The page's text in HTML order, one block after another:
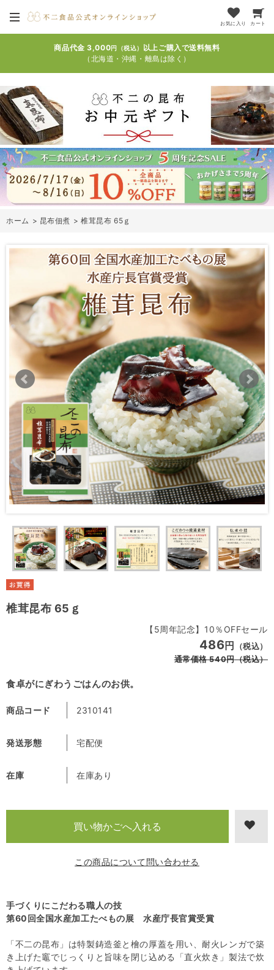
お気に入り カート
商品代金 3,000円（税込）
以上ご購入で送料無料
（北海道・沖縄・離島は除く）
ホーム > 昆布佃煮 >椎茸昆布 65ｇ
椎茸昆布 65ｇ
食卓がにぎわうごはんのお供。
【5周年記念】10％OFFセール
486円
（税込）
通常価格540円（税込）
商品コード 2310141
発送形態 宅配便
在庫 在庫あり
この商品について問い合わせる
手づくりにこだわる職人の技
第60回全国水産加工たべもの展 水産庁長官賞受賞
「不二の昆布」は特製鋳造釜と檜の厚蓋を用い、耐火レンガで築
き上げた竈でじっくりと旨味を閉じ込める「直火炊き」製法で炊